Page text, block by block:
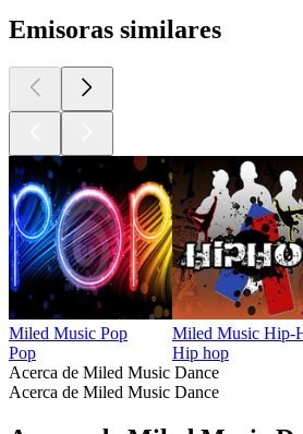
Emisoras similares
Miled Music Pop
Pop
Miled Music Hip-
Hip hop
Acerca de Miled Music Dance
Acerca de Miled Music Dance